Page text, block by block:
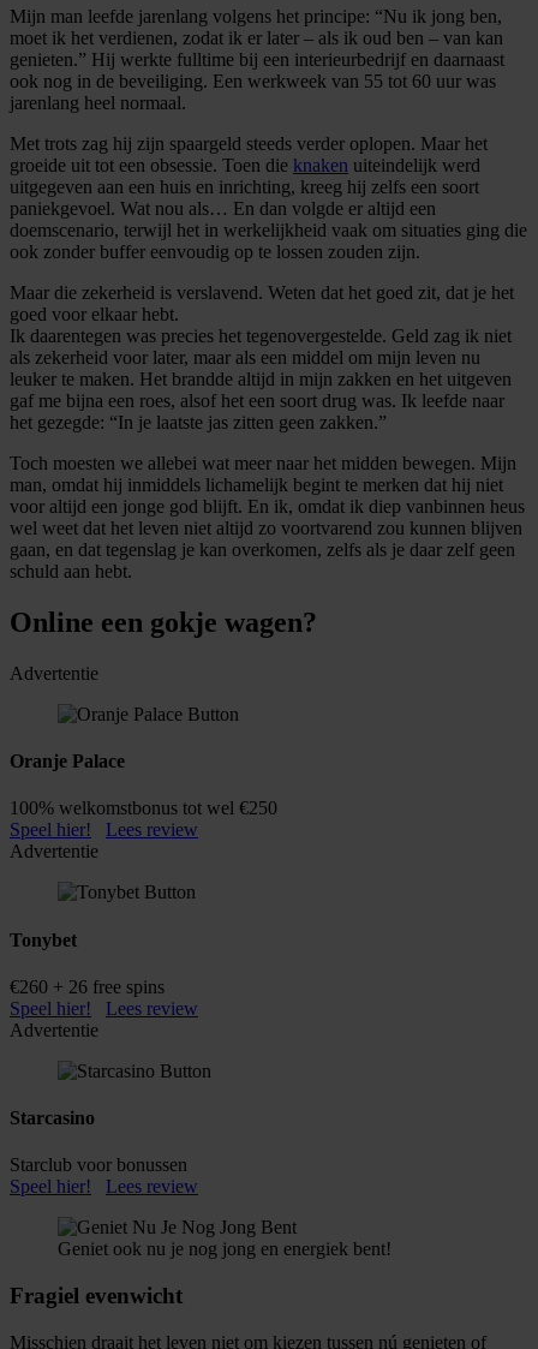
Mijn man leefde jarenlang volgens het principe: “Nu ik jong ben,
moet ik het verdienen, zodat ik er later – als ik oud ben – van kan
genieten.” Hij werkte fulltime bij een interieurbedrijf en daarnaast
ook nog in de beveiliging. Een werkweek van 55 tot 60 uur was
jarenlang heel normaal.
Met trots zag hij zijn spaargeld steeds verder oplopen. Maar het
groeide uit tot een obsessie. Toen die knaken uiteindelijk werd
uitgegeven aan een huis en inrichting, kreeg hij zelfs een soort
paniekgevoel. Wat nou als… En dan volgde er altijd een
doemscenario, terwijl het in werkelijkheid vaak om situaties ging die
ook zonder buffer eenvoudig op te lossen zouden zijn.
Maar die zekerheid is verslavend. Weten dat het goed zit, dat je het
goed voor elkaar hebt.
Ik daarentegen was precies het tegenovergestelde. Geld zag ik niet
als zekerheid voor later, maar als een middel om mijn leven nu
leuker te maken. Het brandde altijd in mijn zakken en het uitgeven
gaf me bijna een roes, alsof het een soort drug was. Ik leefde naar
het gezegde: “In je laatste jas zitten geen zakken.”
Toch moesten we allebei wat meer naar het midden bewegen. Mijn
man, omdat hij inmiddels lichamelijk begint te merken dat hij niet
voor altijd een jonge god blijft. En ik, omdat ik diep vanbinnen heus
wel weet dat het leven niet altijd zo voortvarend zou kunnen blijven
gaan, en dat tegenslag je kan overkomen, zelfs als je daar zelf geen
schuld aan hebt.
Online een gokje wagen?
Advertentie
Oranje Palace
100% welkomstbonus tot wel €250
Speel hier!
Lees review
Advertentie
Tonybet
€260 + 26 free spins
Speel hier!
Lees review
Advertentie
Starcasino
Starclub voor bonussen
Speel hier!
Lees review
Geniet ook nu je nog jong en energiek bent!
Fragiel evenwicht
Misschien draait het leven niet om kiezen tussen nú genieten of